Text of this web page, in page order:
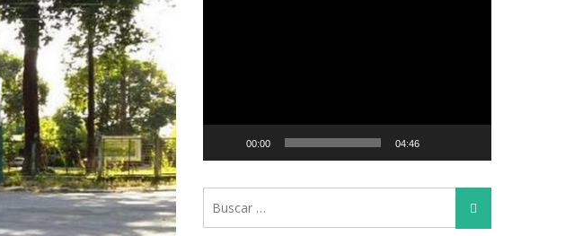
00:00 04:46
para:
Busca